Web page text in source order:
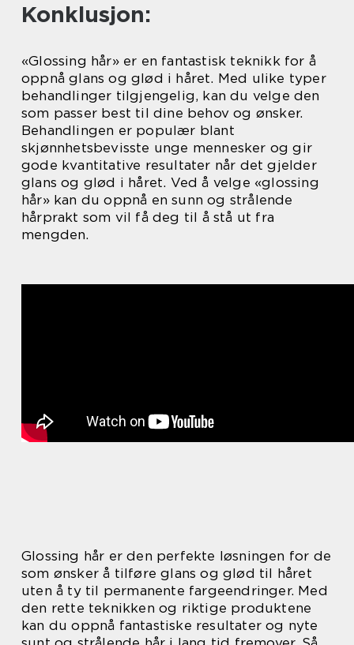
Konklusjon:
«Glossing hår» er en fantastisk teknikk for å
oppnå glans og glød i håret. Med ulike typer
behandlinger tilgjengelig, kan du velge den
som passer best til dine behov og ønsker.
Behandlingen er populær blant
skjønnhetsbevisste unge mennesker og gir
gode kvantitative resultater når det gjelder
glans og glød i håret. Ved å velge «glossing
hår» kan du oppnå en sunn og strålende
hårprakt som vil få deg til å stå ut fra
mengden.
Glossing hår er den perfekte løsningen for de
som ønsker å tilføre glans og glød til håret
uten å ty til permanente fargeendringer. Med
den rette teknikken og riktige produktene
kan du oppnå fantastiske resultater og nyte